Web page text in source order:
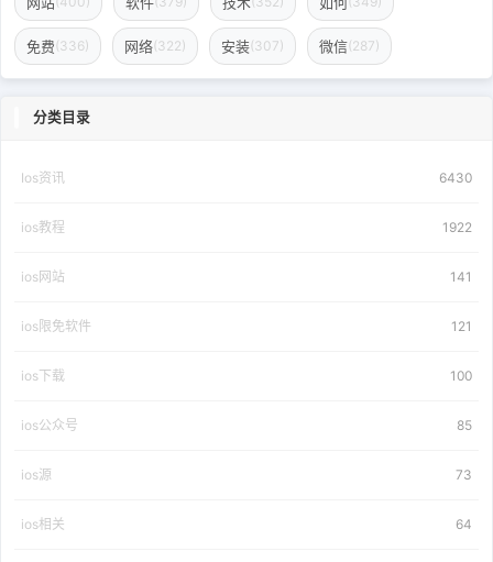
免费(336) 网络(322) 安装(307) 微信(287)
分类目录
Ios资讯 6430
ios教程 1922
ios网站 141
ios限免软件 121
ios下载 100
ios公众号 85
ios源 73
ios相关 64